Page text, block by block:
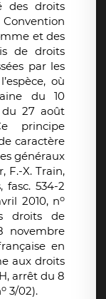
des droits
et des
de droits
par les
où
du 10
du 27 août
principe
caractère
généraux
F.-X. Train,
fasc. 534-2
2010, no
droits de
novembre
en
aux droits
arrêt du 8
o 3/02).